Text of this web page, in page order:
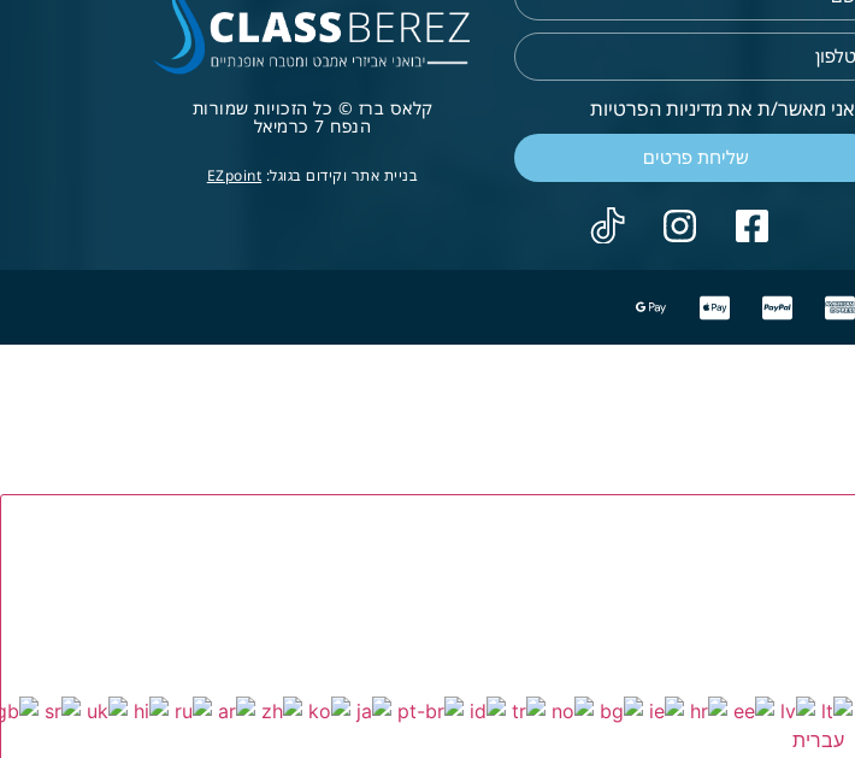
אני מאשר/ת את מדיניות הפרטיות
שליחת פרטים
קלאס ברז © כל הזכויות שמורות
הנפח 7 כרמיאל
בניית אתר וקידום בגוגל: EZpoint
עברית